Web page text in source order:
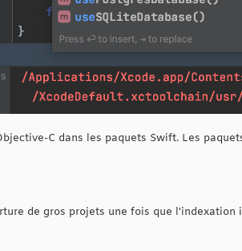
C dans les paquets Swift. Les
de gros projets une fois que